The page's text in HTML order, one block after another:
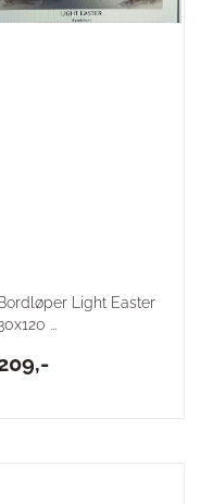
Bordløper Light Easter
...